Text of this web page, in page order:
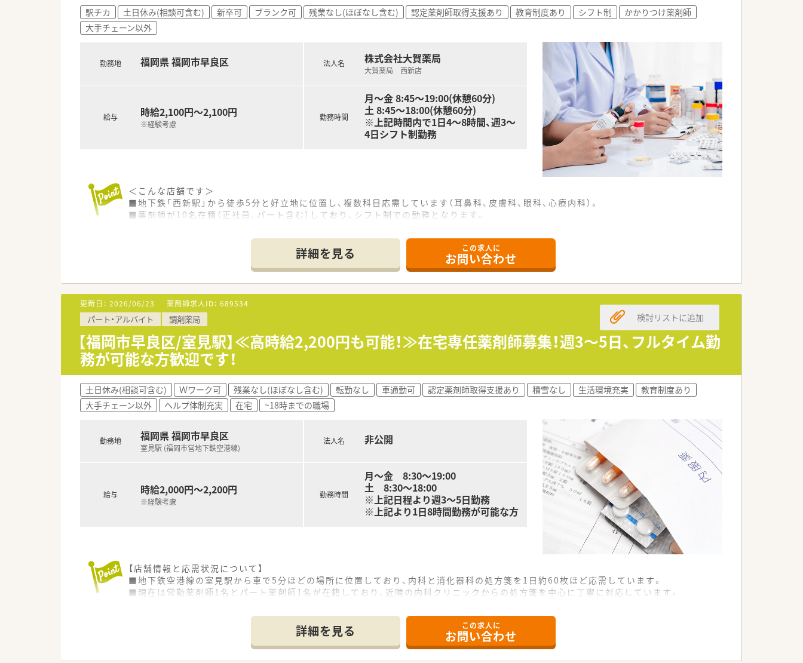
駅チカ 土日休み(相談可含む) 新卒可 ブランク可 残業なし(ほぼなし含む) 認定薬剤師取得支援あり 教育制度あり シフト制
かかりつけ薬剤師
大手チェーン以外
勤務地 福岡県 福岡市早良区
給与 時給2,100円～2,100円
※経験考慮
法人名 株式会社大賀薬局
大賀薬局 西新店
勤務時間
月～金 8:45～19:00(休憩60分)
土 8:45～18:00(休憩60分)
※上記時間内で1日4～8時間、週3～
4日シフト制勤務
＜こんな店舗です＞
■地下鉄「西新駅」から徒歩5分と好立地に位置し、複数科目応需しています（耳鼻科、皮膚科、眼科、心療内科）。
■薬剤師が10名在籍（正社員、パート含む）しており、シフト制での勤務となります。
■約120枚/日応需と多忙な店舗で、やりがいがありスピード対応力が身に付きます。
■勤務時間・日数のご相談が可能ですのでご家庭との両立も図りやすい環境です。
■ママさん薬剤師も活躍しているため、子育てにも理解のある職場です。
＜こんな方にオススメ＞
■幅広い処方箋を応需しスキルアップを目指す方
■大型店舗で多くの同僚と共に協力しながら働きたい方
■かかりつけ薬剤師等、積極的に学びたい方
＜こんな薬局です＞
■福岡県を中心に109店展開しています。
■処方箋枚数に対して20枚/人程度の人数体制を維持しております。
■服薬履歴を全店オンライン共有し、自宅近く以外でも飲み合わせ・重複チェックができる体制を整えています。
＜ワークライフバランスの推進＞
■出産・育児休暇の取得率が高く、常時30～40名が育児に専念しており復帰率が非常に高いです。
＜充実の研修制度＞
■実務経験が無い方やブランクがある方も安心できる教育プログラムがあるので安心してスキルアップ出来ます。
■自社開発の150コンテンツある動画は自宅でも視聴可能なように1社員1IDが付与されています。
■e‐learningは会社負担で受ける事ができ、認定薬剤師資格の取得も可能です。
<患者様への取り組み>
■最新機器や処方せん送信アプリ導入で、薬剤師の負担を軽減すると共に患者様の待機時間を短縮しております。
詳細を見る この求人に
お問い合わせ
更新日： 2026/06/23 薬剤師求人ID： 689534
パート・アルバイト 調剤薬局
【福岡市早良区/室見駅】≪高時給2,200円も可能！≫在宅専任薬剤師募集！週3～5日、フルタイム勤
務が可能な方歓迎です！
検討リストに追加
土日休み(相談可含む) Ｗワーク可 残業なし(ほぼなし含む) 転勤なし 車通勤可 認定薬剤師取得支援あり 積雪なし 生活環境充実
教育制度あり
大手チェーン以外
ヘルプ体制充実 在宅 ~18時までの職場
勤務地 福岡県 福岡市早良区
室見駅 (福岡市営地下鉄空港線)
給与 時給2,000円～2,200円
※経験考慮
法人名 非公開
勤務時間
月～金 8:30～19:00
土 8:30～18:00
※上記日程より週3～5日勤務
※上記より1日8時間勤務が可能な方
【店舗情報と応需状況について】
■地下鉄空港線の室見駅から車で5分ほどの場所に位置しており、内科と消化器科の処方箋を1日約60枚ほど応需しています。
■現在は常勤薬剤師1名とパート薬剤師1名が在籍しており、近隣の内科クリニックからの処方箋を中心に丁寧に対応しています。
■地域医療の更なる充実を目指した増員募集であり、特に在宅業務にも意欲的に取り組んでいただける方を急募としてお迎えします。
■最新機器の操作に抵抗がなく、患者様とのコミュニケーションを大切にしながら、柔軟に業務をこなせる方を募集しています。
詳細を見る この求人に
お問い合わせ